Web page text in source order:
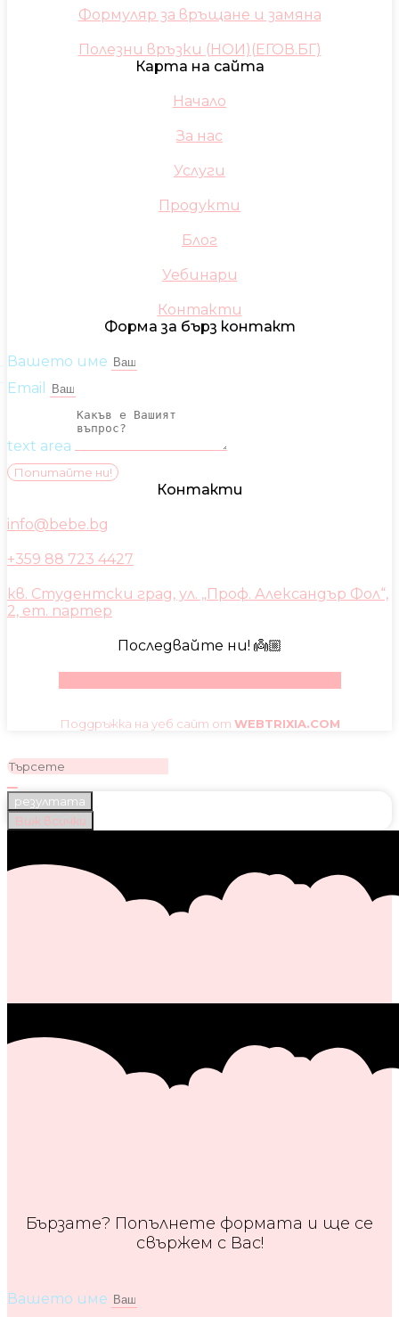
Формуляр за връщане и замяна
Полезни връзки (НОИ)(ЕГОВ.БГ)
Карта на сайта
Начало
За нас
Услуги
Продукти
Блог
Уебинари
Контакти
Форма за бърз контакт
Вашето име
Email
text area
Попитайте ни!
Контакти
info@bebe.bg
+359 88 723 4427
кв. Студентски град, ул. „Проф. Александър Фол“,
2, ет. партер
Последвайте ни! 👼🏼
Поддръжка на уеб сайт от WEBTRIXIA.COM
резултата
Виж всички
Бързате? Попълнете формата и ще се
свържем с Вас!
Вашето име